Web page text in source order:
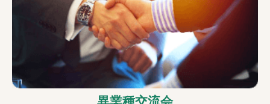
異業種交流会